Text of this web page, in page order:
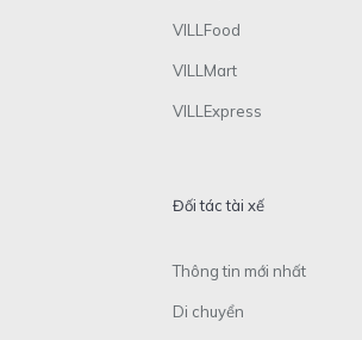
VILLFood
VILLMart
VILLExpress
Đối tác tài xế
Thông tin mới nhất
Di chuyển